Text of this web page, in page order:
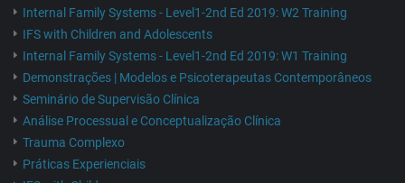
Internal Family Systems - Level1-2nd Ed 2019: W2 Training
IFS with Children and Adolescents
Internal Family Systems - Level1-2nd Ed 2019: W1 Training
Demonstrações | Modelos e Psicoterapeutas Contemporâneos
Seminário de Supervisão Clínica
Análise Processual e Conceptualização Clínica
Trauma Complexo
Práticas Experienciais